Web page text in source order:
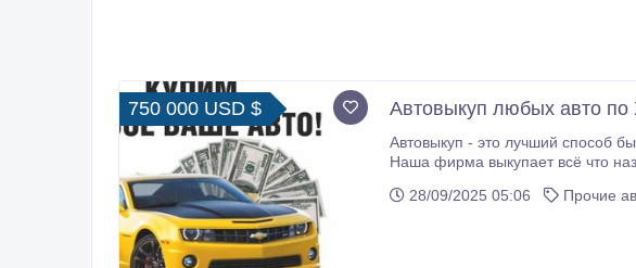
750 000 USD $ Автовыкуп любых авто по
Автовыкуп - это лучший способ быстро, выгодно, и без хлопот продать свое авто в течение 1 часа с момента
Наша фирма выкупает всё что называется авто и мото, в любом виде
28/09/2025 05:06
Прочие